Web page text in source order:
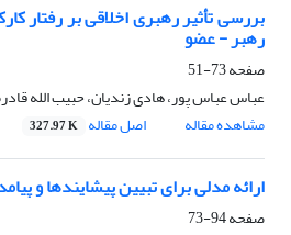
بررسی تأثیر رهبری اخلاقی بر رفتار
رهبر - عضو
صفحه73-51
عباس عباس پور، هادی زندیان، حبیب الله
مشاهده مقاله
اصل مقاله 327.97 K
ارائه مدلی برای تبیین پیشایندها و
صفحه94-73